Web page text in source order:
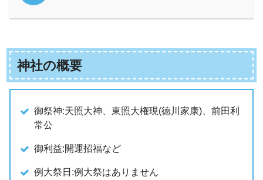
神社の概要
御祭神:天照大神、東照大権現(徳川家康)、前田利
常公
御利益:開運招福など
例大祭日:例大祭はありません